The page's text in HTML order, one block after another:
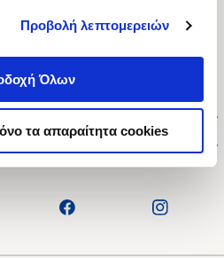
Προβολή λεπτομερειών
Όλων
τα απαραίτητα cookies
1-3, Αθήνα 106 79
09:00-21:00